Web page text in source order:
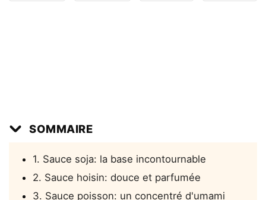
SOMMAIRE
1. Sauce soja: la base incontournable
2. Sauce hoisin: douce et parfumée
3. Sauce poisson: un concentré d'umami